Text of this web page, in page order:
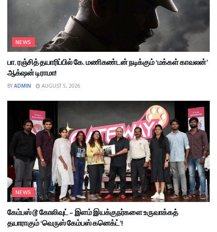
NEWS
பா. ரஞ்சித் தயாரிப்பில் கே. மணிகண்டன் நடிக்கும் ‘மக்கள் காவலன்’
ஆக்‌ஷன் டிராமா!
BY ADMIN AUGUST 5, 2026
NEWS
கேம்பஸ் டூ கோலிவுட் – இளம் இயக்குநர்களை உருவாக்கத்
தயாராகும் ‘வெருஸ் கேம்பஸ் கனெக்ட்’!